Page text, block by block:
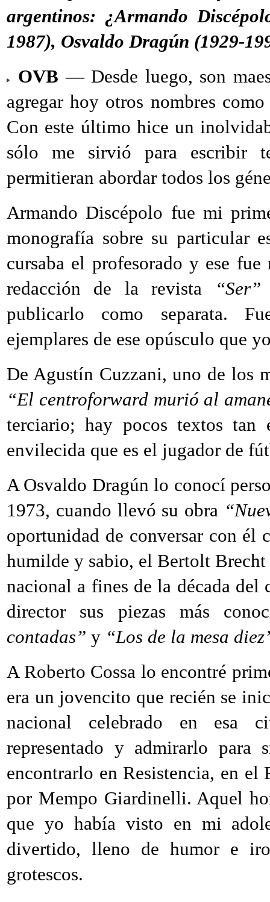
argentinos: ¿Armando
1987), Osvaldo Dragún (1929-
OVB— Desde luego, son
agregar hoy otros nombres
Con este último hice un
sólo me sirvió para escribir
permitieran abordar todos los
Armando Discépolo fue mi
monografía sobre su particular
cursaba el profesorado y ese
redacción de la revista
“Ser”
publicarlo como separata.
ejemplares de ese opúsculo que
De Agustín Cuzzani, uno de los
“El centroforward murió al
terciario; hay pocos textos tan
envilecida que es el jugador de
A Osvaldo Dragún lo conocí
1973, cuando llevó su obra
oportunidad de conversar con él
humilde y sabio, el Bertolt
nacional a fines de la década del
director sus piezas más
contadas” y “Los de la mesa
A Roberto Cossa lo encontré
era un jovencito que recién se
nacional celebrado en esa
representado y admirarlo para
encontrarlo en Resistencia, en
por Mempo Giardinelli. Aquel
que yo había visto en mi
divertido, lleno de humor e
grotescos.